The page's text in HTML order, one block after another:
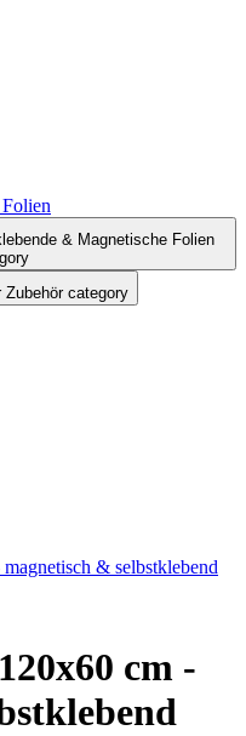
& Magnetische Folien
category
& selbstklebend
cm -